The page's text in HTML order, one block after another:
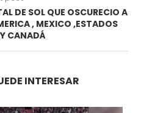
DE SOL QUE OSCURECIO A
, MEXICO ,ESTADOS
CANADÁ
INTERESAR